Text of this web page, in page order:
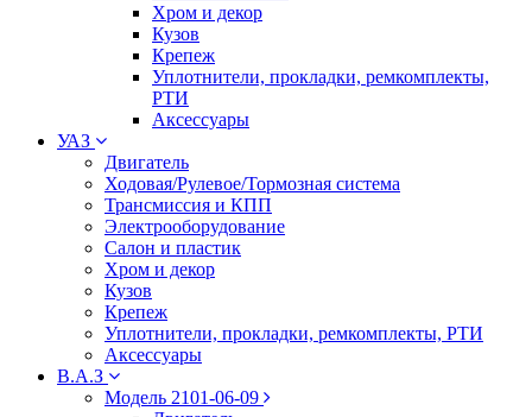
Хром и декор
Кузов
Крепеж
Уплотнители, прокладки, ремкомплекты,
РТИ
Аксессуары
УАЗ
Двигатель
Ходовая/Рулевое/Тормозная система
Трансмиссия и КПП
Электрооборудование
Салон и пластик
Хром и декор
Кузов
Крепеж
Уплотнители, прокладки, ремкомплекты, РТИ
Аксессуары
В.А.З
Модель 2101-06-09